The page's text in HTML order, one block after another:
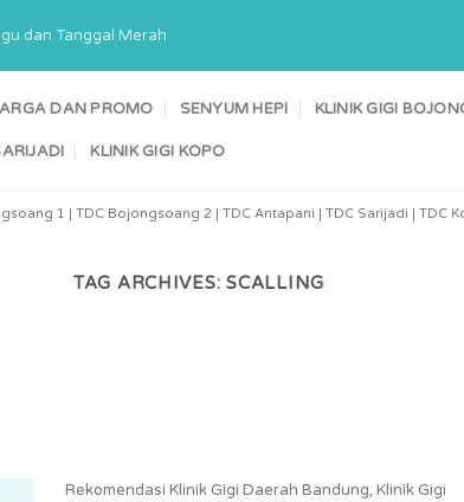
dan Tanggal Merah
DAN PROMO SENYUM HEPI KLINIK GIGI
KLINIK GIGI KOPO
1 | TDC Bojongsoang 2 | TDC Antapani | TDC Sarijadi | TDC
TAG ARCHIVES:SCALLING
Rekomendasi Klinik Gigi Daerah Bandung, Klinik Gigi